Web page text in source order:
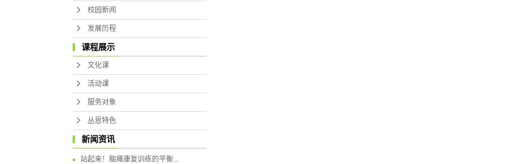
校园新闻
发展历程
课程展示
文化课
活动课
服务对象
丛恩特色
新闻资讯
站起来！脑瘫康复训练的平衡...